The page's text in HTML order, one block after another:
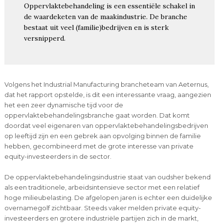
Oppervlaktebehandeling is een essentiële schakel in
de waardeketen van de maakindustrie. De branche
bestaat uit veel (familie)bedrijven en is sterk
versnipperd.
Volgens het Industrial Manufacturing brancheteam van Aeternus,
dat het rapport opstelde, is dit een interessante vraag, aangezien
het een zeer dynamische tijd voor de
oppervlaktebehandelingsbranche gaat worden. Dat komt
doordat veel eigenaren van oppervlaktebehandelingsbedrijven
op leeftijd zijn en een gebrek aan opvolging binnen de familie
hebben, gecombineerd met de grote interesse van private
equity-investeerders in de sector.
De oppervlaktebehandelingsindustrie staat van oudsher bekend
als een traditionele, arbeidsintensieve sector met een relatief
hoge milieubelasting. De afgelopen jaren is echter een duidelijke
overnamegolf zichtbaar. Steeds vaker melden private equity-
investeerders en grotere industriële partijen zich in de markt,